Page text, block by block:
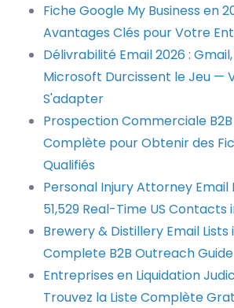
Fiche Google My Business en
Avantages Clés pour Votre
Délivrabilité Email 2026 :
Microsoft Durcissent le Jeu —
S'adapter
Prospection Commerciale
Complète pour Obtenir des
Qualifiés
Personal Injury Attorney Email
51,529 Real-Time US Contacts
Brewery & Distillery Email Lists
Complete B2B Outreach Guide
Entreprises en Liquidation
Trouvez la Liste Complète